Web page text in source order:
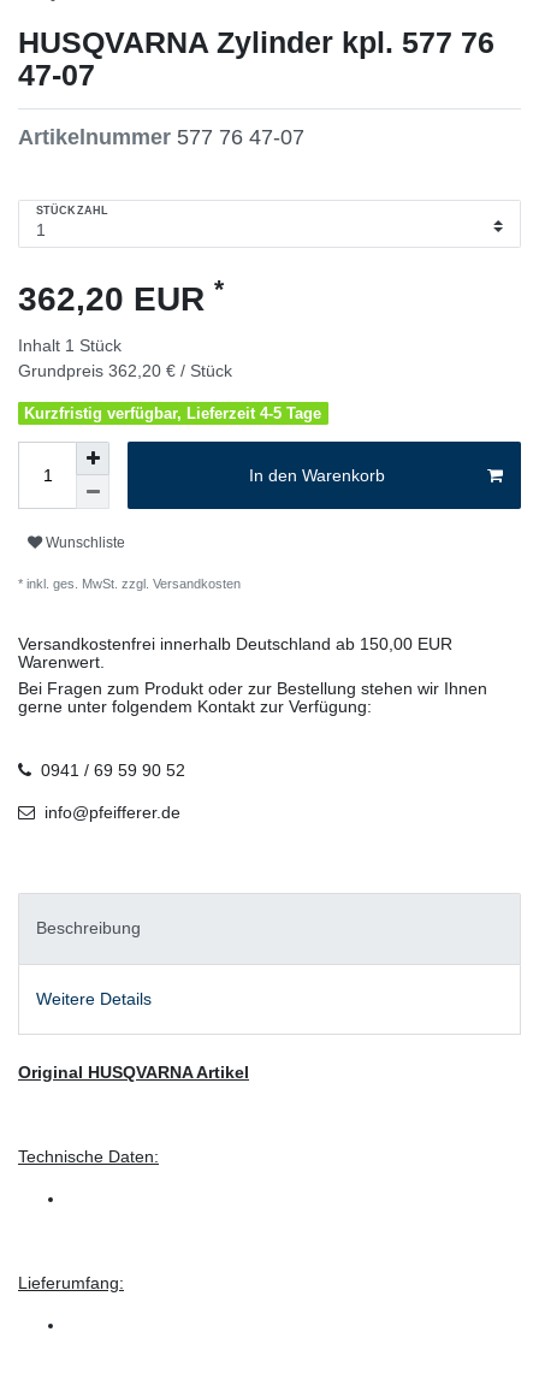
HUSQVARNA Zylinder kpl. 577 76
47-07
Artikelnummer 577 76 47-07
STÜCKZAHL
362,20 EUR *
Inhalt 1 Stück
Grundpreis 362,20 € / Stück
Kurzfristig verfügbar, Lieferzeit 4-5 Tage
In den Warenkorb
Wunschliste
* inkl. ges. MwSt. zzgl. Versandkosten
Versandkostenfrei innerhalb Deutschland ab 150,00 EUR
Warenwert.
Bei Fragen zum Produkt oder zur Bestellung stehen wir Ihnen
gerne unter folgendem Kontakt zur Verfügung:
0941 / 69 59 90 52
info@pfeifferer.de
Beschreibung
Weitere Details
Original HUSQVARNA Artikel
Technische Daten:
Lieferumfang: